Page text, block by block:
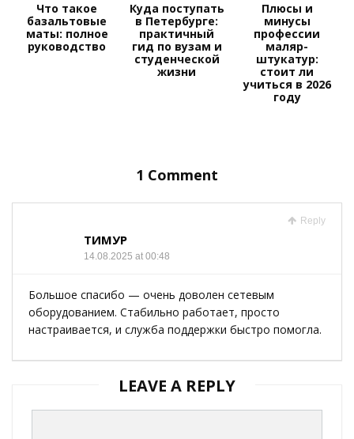
Что такое
базальтовые
маты: полное
руководство
Куда поступать
в Петербурге:
практичный
гид по вузам и
студенческой
жизни
Плюсы и
минусы
профессии
маляр-
штукатур:
стоит ли
учиться в 2026
году
1 Comment
Reply
ТИМУР
14.08.2025 at 00:48
Большое спасибо — очень доволен сетевым
оборудованием. Стабильно работает, просто
настраивается, и служба поддержки быстро помогла.
LEAVE A REPLY